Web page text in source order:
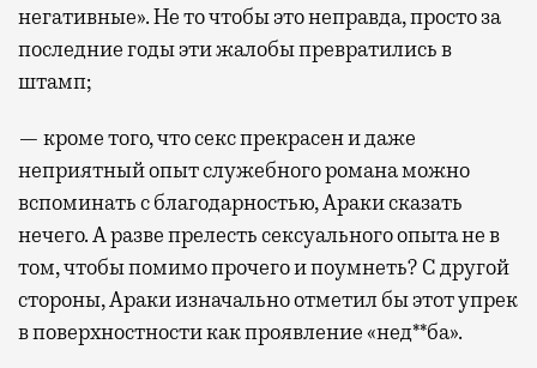
негативные». Не то чтобы это неправда, просто за
последние годы эти жалобы превратились в
штамп;
— кроме того, что секс прекрасен и даже
неприятный опыт служебного романа можно
вспоминать с благодарностью, Араки сказать
нечего. А разве прелесть сексуального опыта не в
том, чтобы помимо прочего и поумнеть? С другой
стороны, Араки изначально отметил бы этот упрек
в поверхностности как проявление «нед**ба».